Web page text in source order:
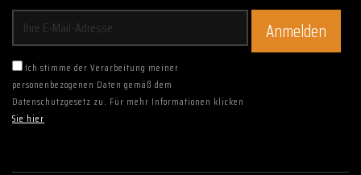
Ich stimme der Verarbeitung meiner
personenbezogenen Daten gemäß dem
Datenschutzgesetz zu. Für mehr Informationen klicken
Sie hier